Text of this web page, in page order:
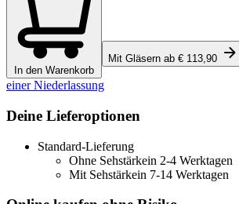
In den Warenkorb
Mit Gläsern ab € 113,90
einer Niederlassung
Deine Lieferoptionen
Standard-Lieferung
Ohne Sehstärkein 2-4 Werktagen
Mit Sehstärkein 7-14 Werktagen